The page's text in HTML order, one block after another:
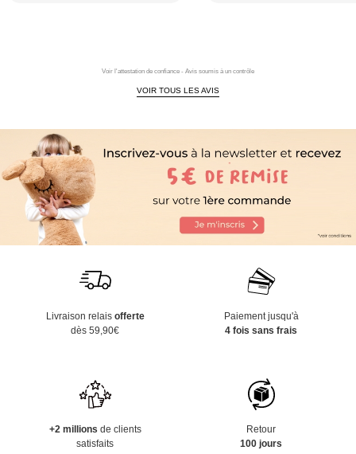
Voir l'attestation de confiance - Avis soumis à un contrôle
VOIR TOUS LES AVIS
Livraison relais offerte
dès 59,90€
Paiement jusqu'à
4 fois sans frais
+2 millions de clients
satisfaits
Retour
100 jours